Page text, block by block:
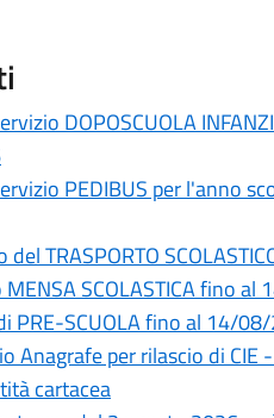
DOPOSCUOLA
PEDIBUS per l'anno
del TRASPORTO
SCOLASTICA fino
PRE-SCUOLA fino al 14/
Anagrafe per rilascio di
cartacea